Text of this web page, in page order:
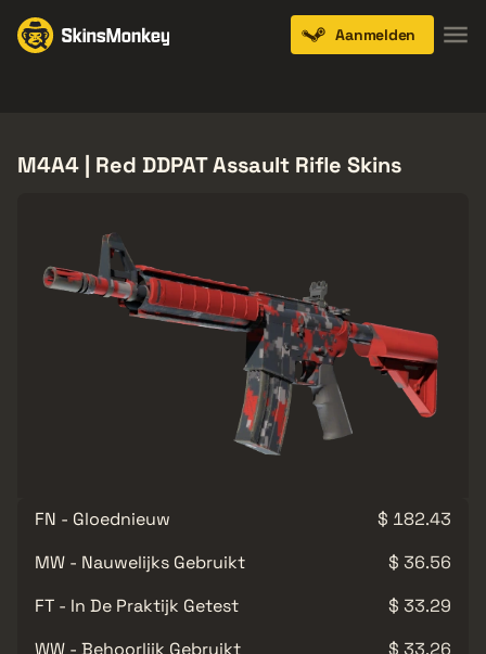
Aanmelden
M4A4 | Red DDPAT Assault Rifle Skins
FN - Gloednieuw
$ 182.43
MW - Nauwelijks Gebruikt
$ 36.56
FT - In De Praktijk Getest
$ 33.29
WW - Behoorlijk Gebruikt
$ 33.26